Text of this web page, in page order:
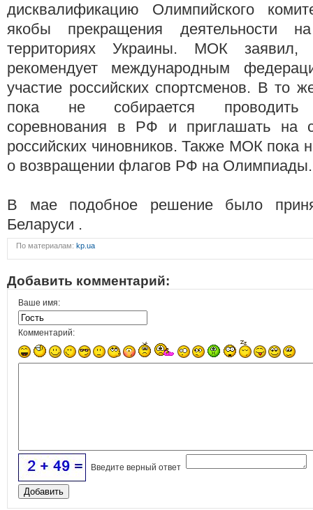
дисквалификацию Олимпийского
якобы прекращения деятельности на
территориях Украины. МОК
рекомендует международным
участие российских спортсменов. В то
пока не собирается проводить
соревнования в РФ и приглашать на
российских чиновников. Также МОК пока
о возвращении флагов РФ на Олимпиады.
В мае подобное решение было
Беларуси .
По материалам: kp.ua
Добавить комментарий:
Ваше имя:
Комментарий:
Введите верный ответ